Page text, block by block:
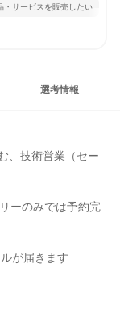
・サービスを販売したい
選考情報
、技術営業（セー
ーのみでは予約完
が届きます